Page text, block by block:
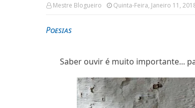
Mestre Blogueiro Quinta-Feira, Janeiro 11,
Poesias
Saber ouvir é muito importante...